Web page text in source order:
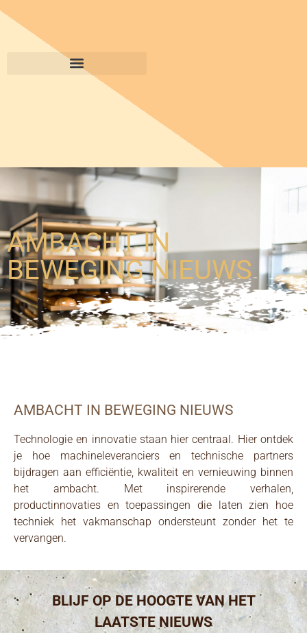
AMBACHT IN
BEWEGING NIEUWS
AMBACHT IN BEWEGING NIEUWS
Technologie en innovatie staan hier centraal. Hier ontdek
je hoe machineleveranciers en technische partners
bijdragen aan efficiëntie, kwaliteit en vernieuwing binnen
het ambacht. Met inspirerende verhalen,
productinnovaties en toepassingen die laten zien hoe
techniek het vakmanschap ondersteunt zonder het te
vervangen.
BLIJF OP DE HOOGTE VAN HET
LAATSTE NIEUWS